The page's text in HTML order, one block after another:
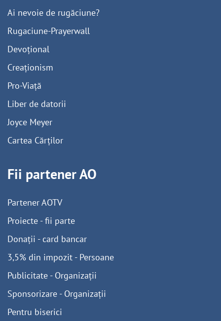
Ai nevoie de rugăciune?
Rugaciune-Prayerwall
Devoțional
Creaționism
Pro-Viață
Liber de datorii
Joyce Meyer
Cartea Cărților
Fii partener AO
Partener AOTV
Proiecte - fii parte
Donații - card bancar
3,5% din impozit - Persoane
Publicitate - Organizații
Sponsorizare - Organizații
Pentru biserici